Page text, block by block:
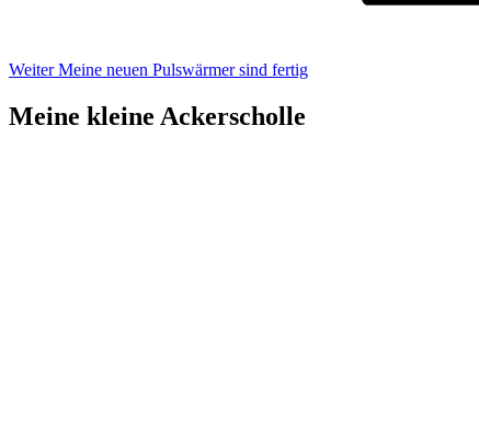
Weiter Meine neuen Pulswärmer sind fertig
Meine kleine Ackerscholle